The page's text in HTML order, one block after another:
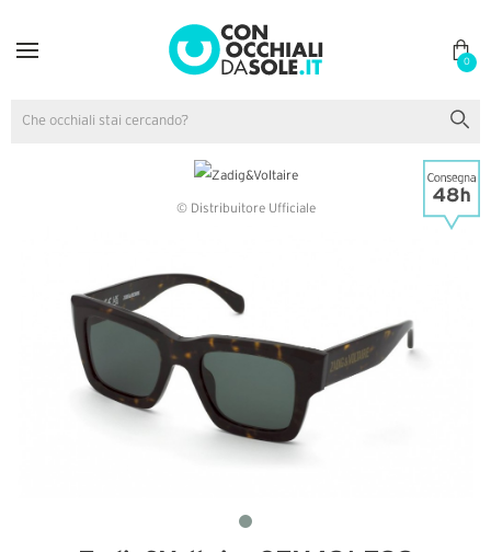
0
© Distribuitore Ufficiale